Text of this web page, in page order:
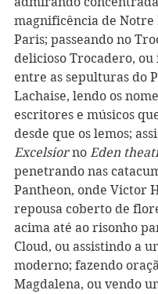
magnificência de Notre
Paris; passeando no
delicioso Trocadero,
entre as sepulturas do
Lachaise, lendo os
escritores e músicos
desde que os lemos;
Excelsior no Eden
penetrando nas
Pantheon, onde Victor
repousa coberto de
acima até ao risonho
Cloud, ou assistindo a
moderno; fazendo
Magdalena, ou vendo